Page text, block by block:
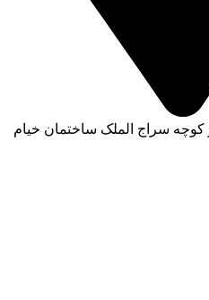
کوچه سراج الملک ساختمان خیام